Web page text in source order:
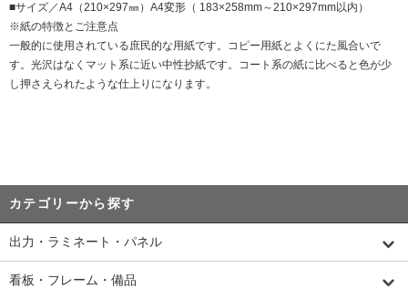
■サイズ／A4（210×297㎜）A4変形（ 183×258mm～210×297mm以内）
※紙の特徴とご注意点
一般的に使用されている庶民的な用紙です。コピー用紙とよくにた風合いで
す。光沢はなくマット系に近い中性抄紙です。コート系の紙に比べると色が少
し押さえられたような仕上りになります。
カテゴリーから探す
出力・ラミネート・パネル
看板・フレーム・備品